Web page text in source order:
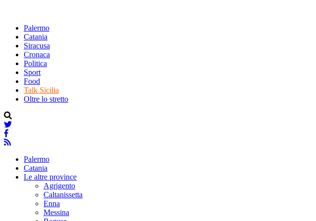
Palermo
Catania
Siracusa
Cronaca
Politica
Sport
Food
Talk Sicilia
Oltre lo stretto
Palermo
Catania
Le altre province
Agrigento
Caltanissetta
Enna
Messina